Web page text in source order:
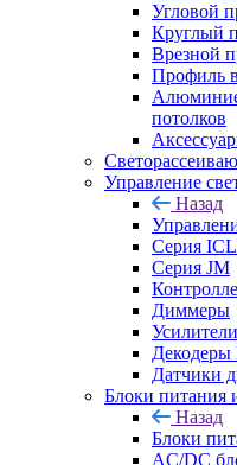
Угловой
Круглый
Врезной
Профиль
потолков
Управление
Назад
Серия
Серия JM
Диммеры
Усилители
Датчики
Блоки питания
Назад
Блоки
AC/DC